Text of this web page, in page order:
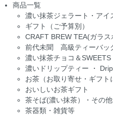
商品一覧
濃い抹茶ジェラート・アイ
ギフト（ご予算別）
CRAFT BREW TEA(ガラ
前代未聞 高級ティーバッ
濃い抹茶チョコ＆SWEETS
濃いドリップティー ・
お茶（お取り寄せ・ギフ
おいしいお茶ギフト
茶そば(濃い抹茶）・その
茶器類・雑貨等